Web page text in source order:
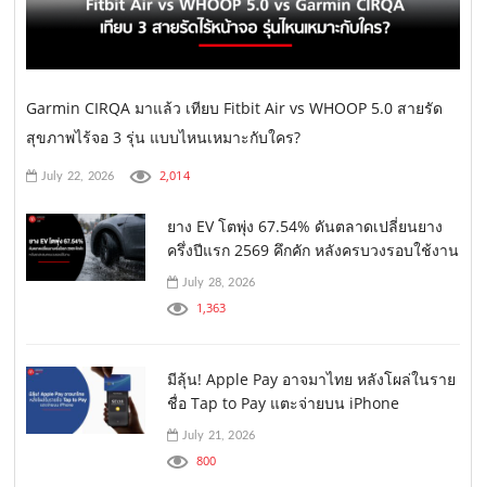
Garmin CIRQA มาแล้ว เทียบ Fitbit Air vs WHOOP 5.0 สายรัด
สุขภาพไร้จอ 3 รุ่น แบบไหนเหมาะกับใคร?
July 22, 2026 2,014
ยาง EV โตพุ่ง 67.54% ดันตลาดเปลี่ยนยาง
ครึ่งปีแรก 2569 คึกคัก หลังครบวงรอบใช้งาน
July 28, 2026
1,363
มีลุ้น! Apple Pay อาจมาไทย หลังโผล่ในราย
ชื่อ Tap to Pay แตะจ่ายบน iPhone
July 21, 2026
800